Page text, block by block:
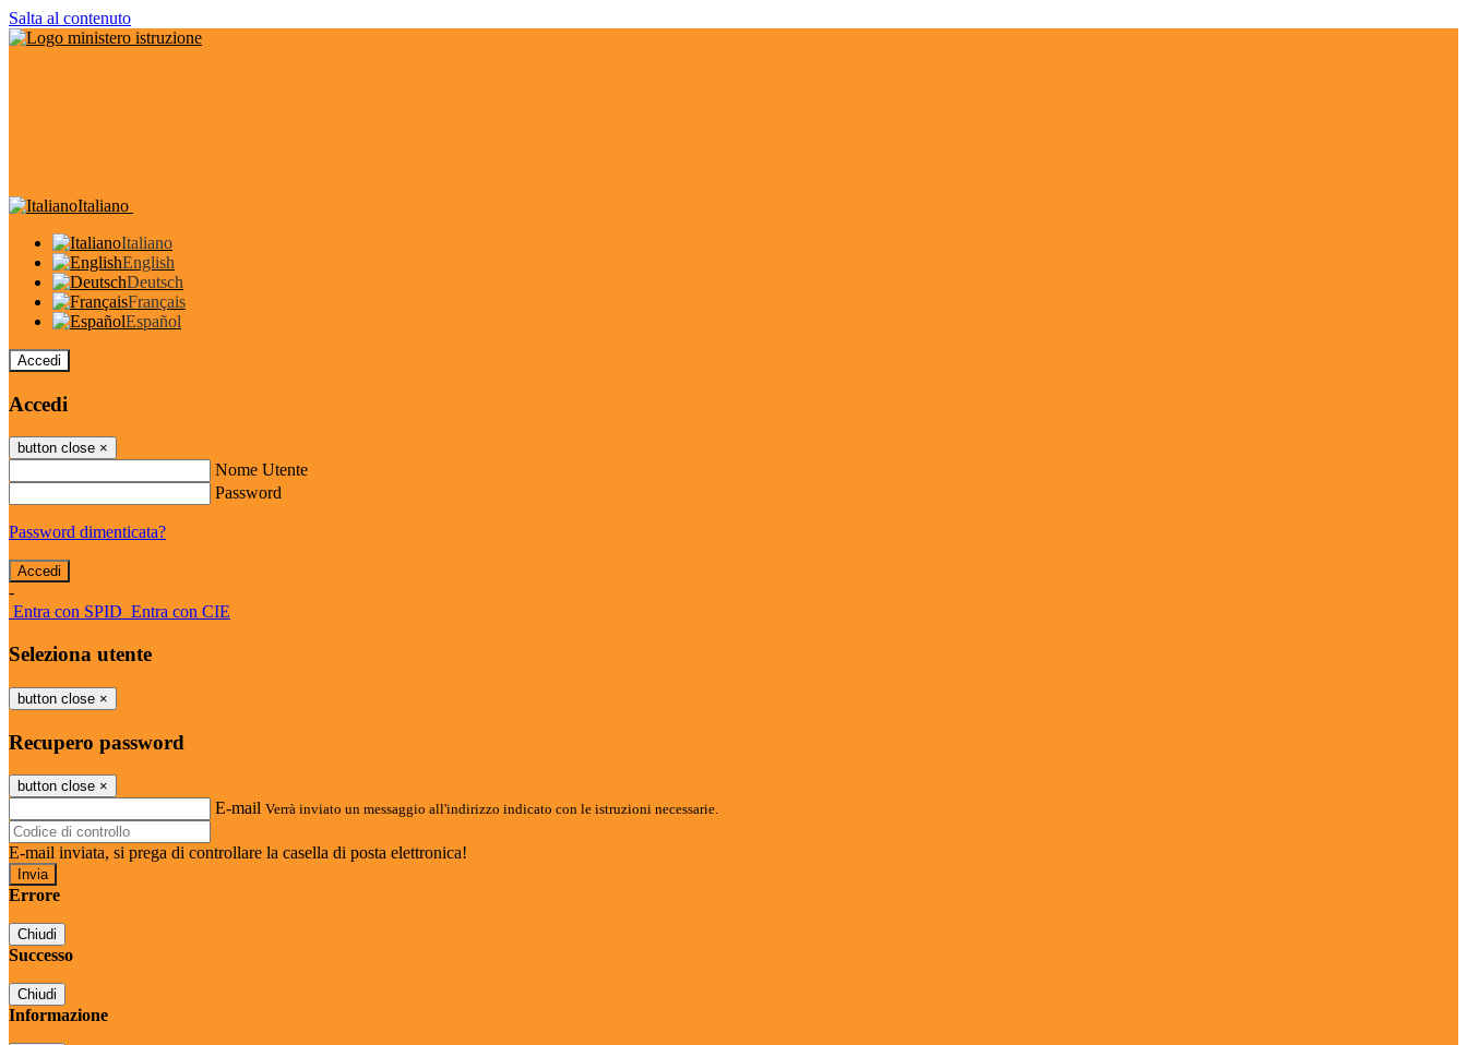
Salta al contenuto
Italiano
Italiano
English
Deutsch
Français
Español
Accedi
Accedi
button close ×
Nome Utente
Password
Password dimenticata?
-
Entra con SPID Entra con CIE
Seleziona utente
button close ×
Recupero password
button close ×
E-mail Verrà inviato un messaggio all'indirizzo indicato con le istruzioni necessarie.
E-mail inviata, si prega di controllare la casella di posta elettronica!
Errore
Chiudi
Successo
Chiudi
Informazione